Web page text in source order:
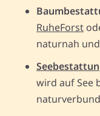
RuheForst
naturnah
wird auf See